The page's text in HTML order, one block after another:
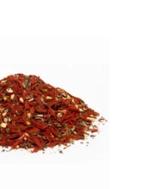
14.99€
has
multiple
variants.
The
options
may